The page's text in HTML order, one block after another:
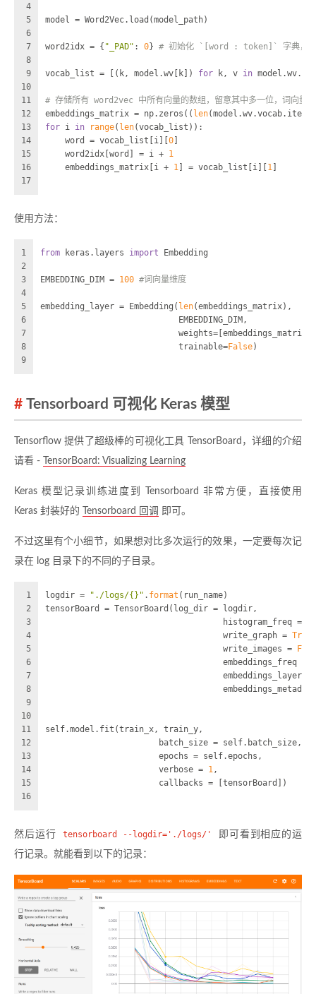
4
5
6
7
8
9
10
11
12
13
14
15
16
17
model = Word2Vec.load(model_path)
word2idx = { "_PAD" : 0} # 初始化 `[word : token]` 字典，后
vocab_list = [(k, model.wv[k]) for k, v in
# 存储所有 word2vec 中所有向量的数组，留意其中多一位，词向
embeddings_matrix = np.zeros(( len
for i in range( len(vocab_list)):
    word = vocab_list[i][
0]
    word2idx[word] = i +
1
    embeddings_matrix[i +
1 ] = vocab_list[i][1 ]
使用方法：
1
2
3
4
5
6
7
8
9
from keras.layers import Embedding
EMBEDDING_DIM = 100 #词向量维度
embedding_layer = Embedding( len(embeddings_matrix),
                            EMBEDDING_DIM,
                            weights=[embeddings_matrix]
                            trainable=
False)
Tensorboard 可视化 Keras 模型
Tensorflow 提供了超级棒的可视化工具 TensorBoard，详细的介绍
请看 -
TensorBoard: Visualizing Learning
Keras 模型记录训练进度到 Tensorboard 非常方便，直接使用
Keras 封装好的
Tensorboard 回调 即可。
不过这里有个小细节，如果想对比多次运行的效果，一定要每次记
录在 log 目录下的不同的子目录。
1
2
3
4
5
6
7
8
9
10
11
12
13
14
15
16
logdir = "./logs/{}" . format (run_name)
tensorBoard = TensorBoard(log_dir = logdir,
                                    histogram_freq =
                                    write_graph =
True
                                    write_images =
                                    embeddings_freq =
self.model.fit(train_x, train_y,
                       batch_size = self.batch_size,
                       epochs = self.epochs,
                       verbose =
1,
                       callbacks = [tensorBoard])
然后运行 tensorboard --logdir='./logs/'
即可看到相应的运
行记录。就能看到以下的记录：